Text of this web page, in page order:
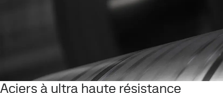
Aciers à ultra haute résistance